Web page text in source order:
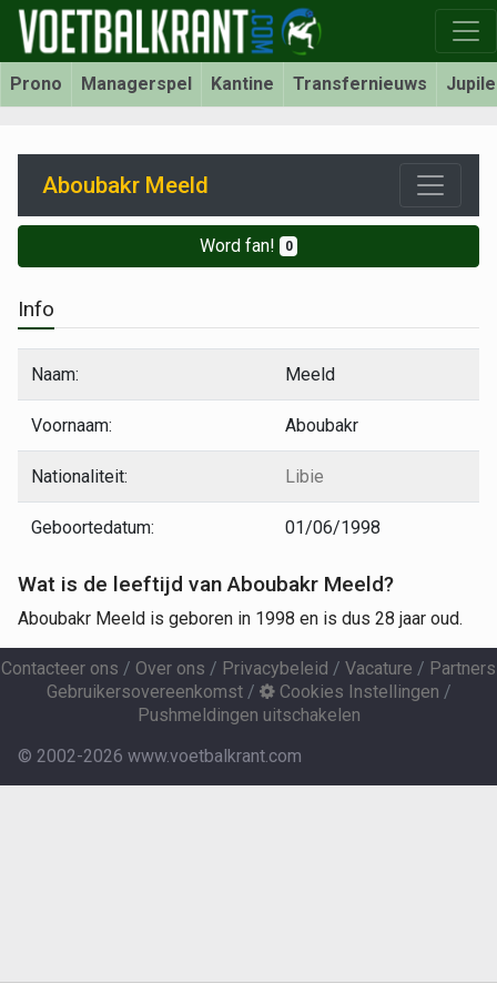
Prono Managerspel Kantine Transfernieuws
Aboubakr Meeld
Word fan! 0
Info
Naam: Meeld
Voornaam: Aboubakr
Nationaliteit: Libie
Geboortedatum: 01/06/1998
Wat is de leeftijd van Aboubakr Meeld?
Aboubakr Meeld is geboren in 1998 en is dus 28 jaar oud.
Contacteer ons / Over ons / Privacybeleid / Vacature / Partners
Gebruikersovereenkomst/ Cookies Instellingen /
Pushmeldingen uitschakelen
© 2002-2026 www.voetbalkrant.com